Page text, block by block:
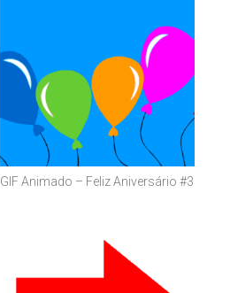
GIF Animado – Feliz Aniversário #3